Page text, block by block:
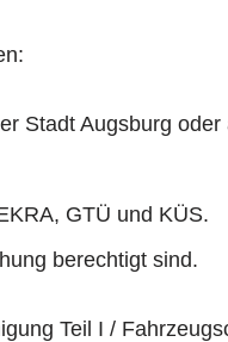
Stadt Augsburg
GTÜ und KÜS.
berechtigt sind.
Teil I /